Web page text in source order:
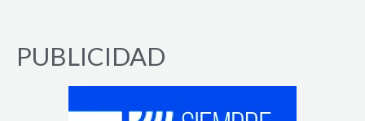
PUBLICIDAD